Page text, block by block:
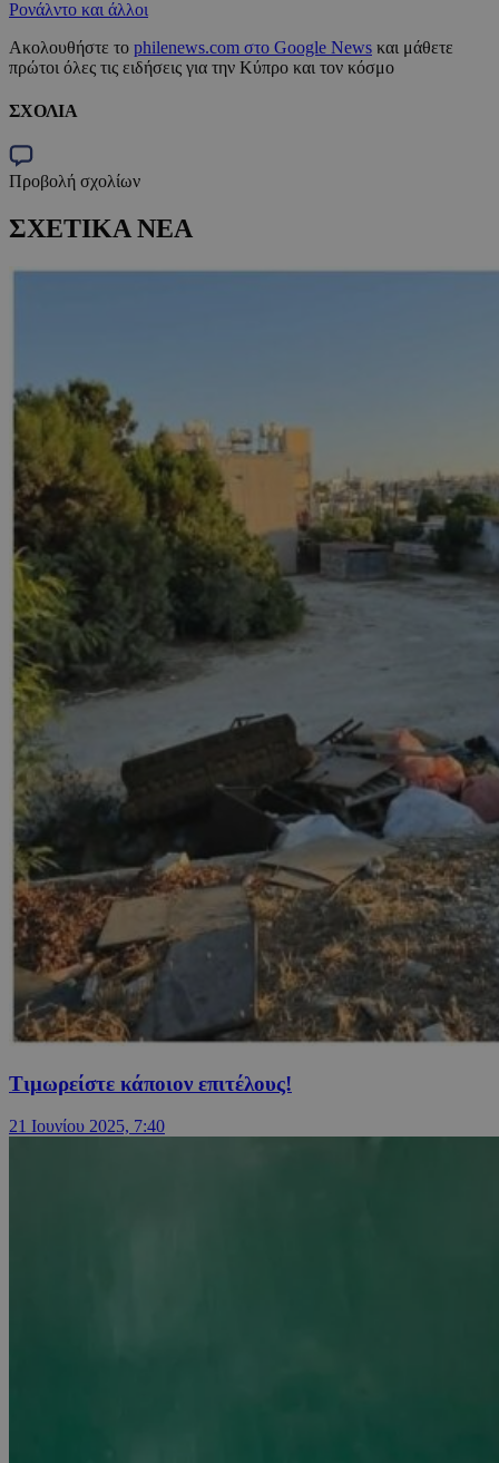
Ρονάλντο και άλλοι
Ακολουθήστε το philenews.com στο Google News και μάθετε
πρώτοι όλες τις ειδήσεις για την Κύπρο και τον κόσμο
ΣΧΟΛΙΑ
Προβολή σχολίων
ΣΧΕΤΙΚΑ ΝΕΑ
Τιμωρείστε κάποιον επιτέλους!
21 Ιουνίου 2025, 7:40